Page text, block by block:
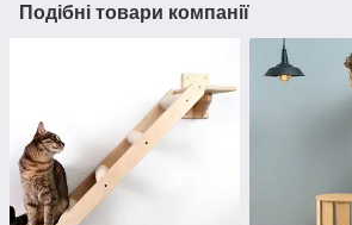
Подібні товари компанії